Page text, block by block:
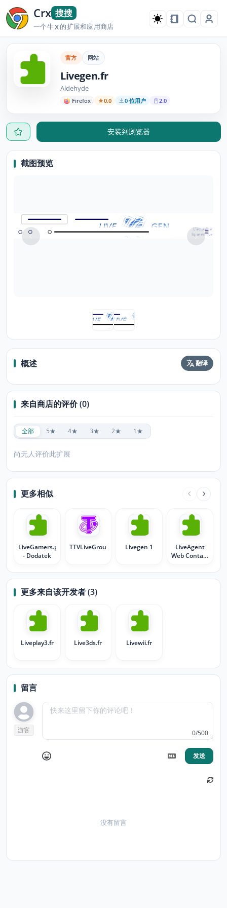
Crx 搜搜
一个牛X的扩展和应用商店
官方 网站
Livegen.fr
Aldehyde
Firefox 0.0 0 位用户 2.0
安装到浏览器
截图预览
概述 翻译
来自商店的评价 (0)
全部 5★ 4★ 3★ 2★ 1★
尚无人评价此扩展
更多相似
LiveGamers.pl
- Dodatek
TTVLiveGroup Livegen 1
LiveAgent
Web Contact
更多来自该开发者 (3)
Liveplay3.fr Live3ds.fr Livewii.fr
留言
游客 0/500
发送
没有留言